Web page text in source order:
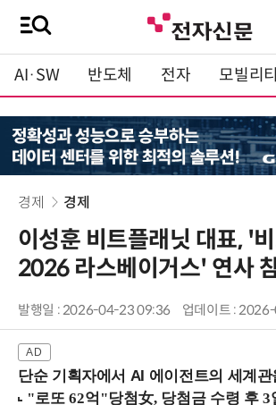
AI·SW 반도체 전자 모빌리티
경제 경제
이성훈 비트플래닛 대표, '
2026 라스베이거스' 연사
발행일 : 2026-04-23 09:36 업데이트 :
단순 기획자에서 AI 에이전트의 세계관을 만드는 지식 설계자